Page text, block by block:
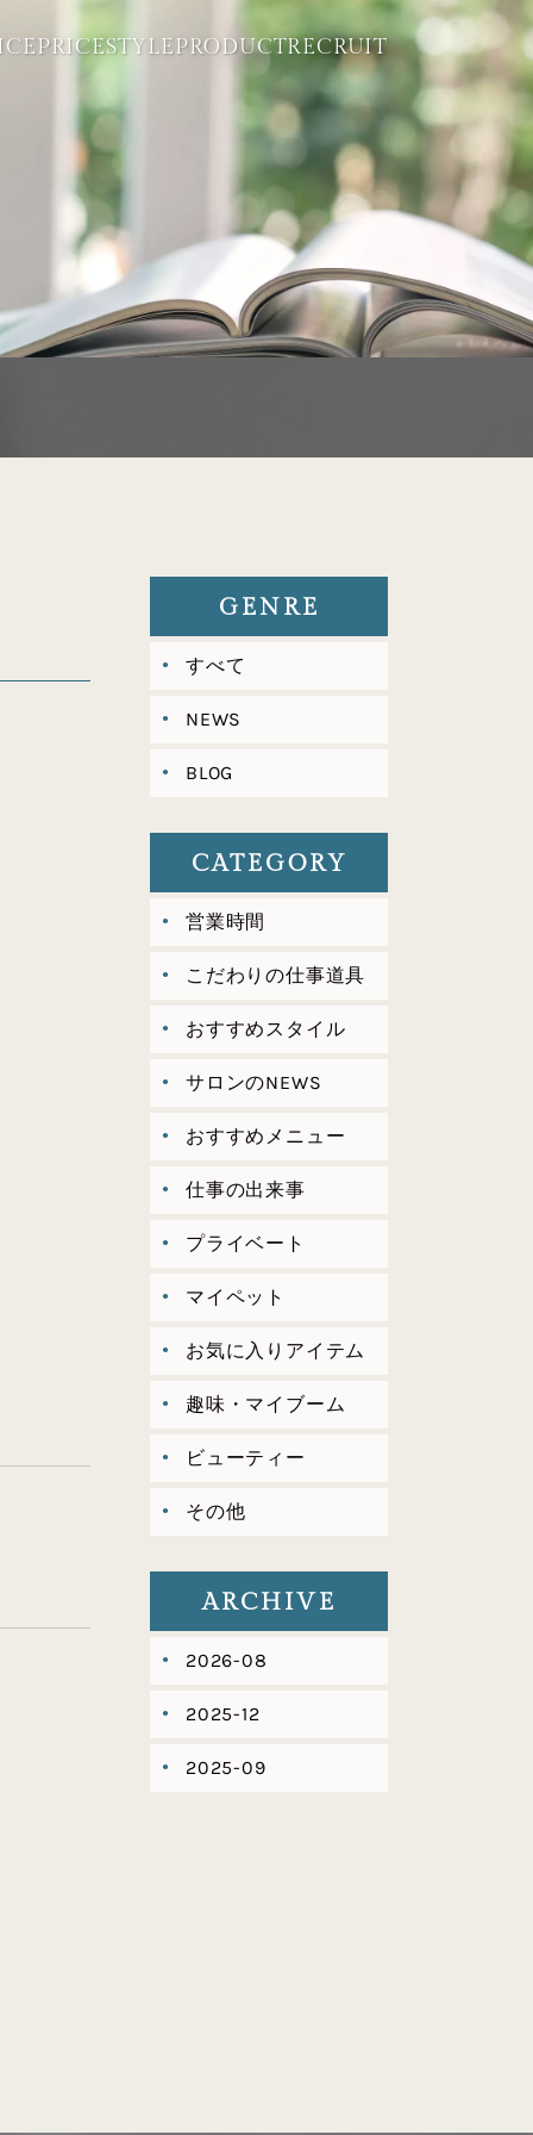
PRICESTYLEPRODUCTRECRUIT
GENRE
すべて
NEWS
BLOG
CATEGORY
営業時間
こだわりの仕事道具
おすすめスタイル
サロンのNEWS
おすすめメニュー
仕事の出来事
プライベート
マイペット
お気に入りアイテム
趣味・マイブーム
ビューティー
その他
ARCHIVE
2026-08
2025-12
2025-09